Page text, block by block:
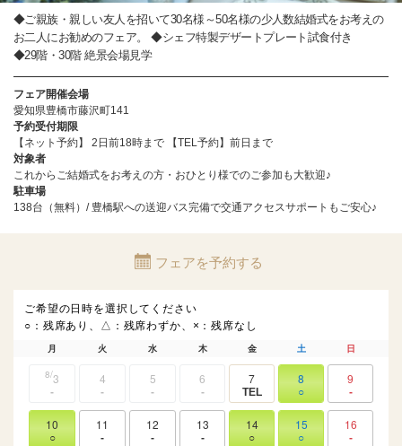
◆ご親族・親しい友人を招いて30名様～50名様の少人数結婚式をお考えの
お二人にお勧めのフェア。 ◆シェフ特製デザートプレート試食付き
◆29階・30階 絶景会場見学
フェア開催会場
愛知県豊橋市藤沢町141
予約受付期限
【ネット予約】 2日前18時まで 【TEL予約】前日まで
対象者
これからご結婚式をお考えの方・おひとり様でのご参加も大歓迎♪
駐車場
138台（無料）/ 豊橋駅への送迎バス完備で交通アクセスサポートもご安心♪
フェアを予約する
ご希望の日時を選択してください
○：残席あり、△：残席わずか、×：残席なし
月 火 水 木 金 土 日
8 3
-
4
-
5
-
6
-
7
TEL
8
○
9
-
10
○
11
-
12
-
13
-
14
○
15
○
16
-